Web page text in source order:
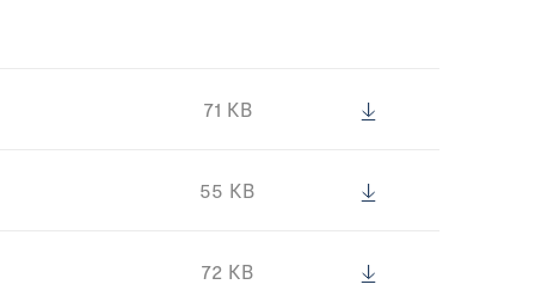
71 KB
55 KB
72 KB